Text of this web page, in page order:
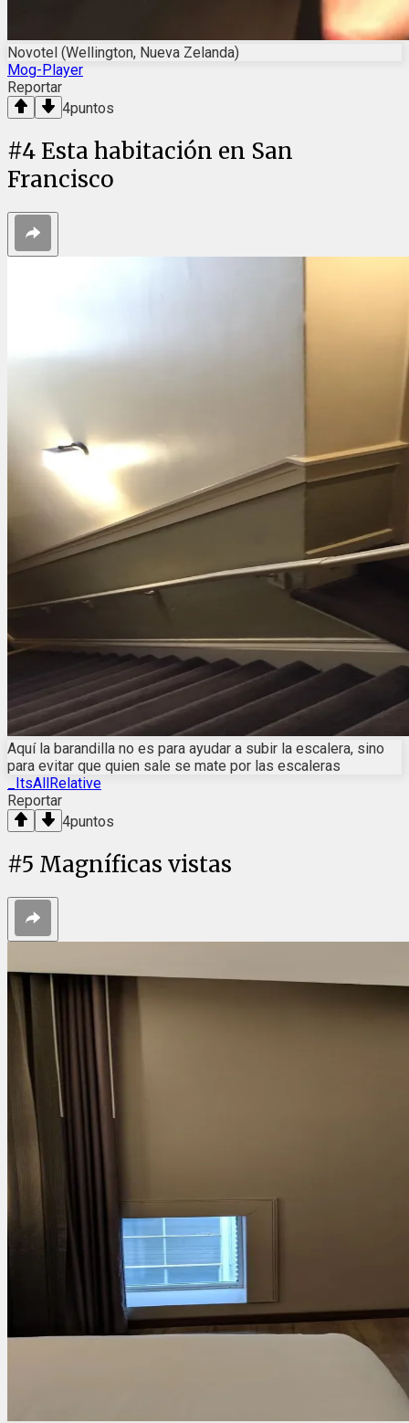
Novotel (Wellington, Nueva Zelanda)
Mog-Player
Reportar
4puntos
#4 Esta habitación en San
Francisco
Aquí la barandilla no es para ayudar a subir la escalera, sino
para evitar que quien sale se mate por las escaleras
_ItsAllRelative
Reportar
4puntos
#5 Magníficas vistas